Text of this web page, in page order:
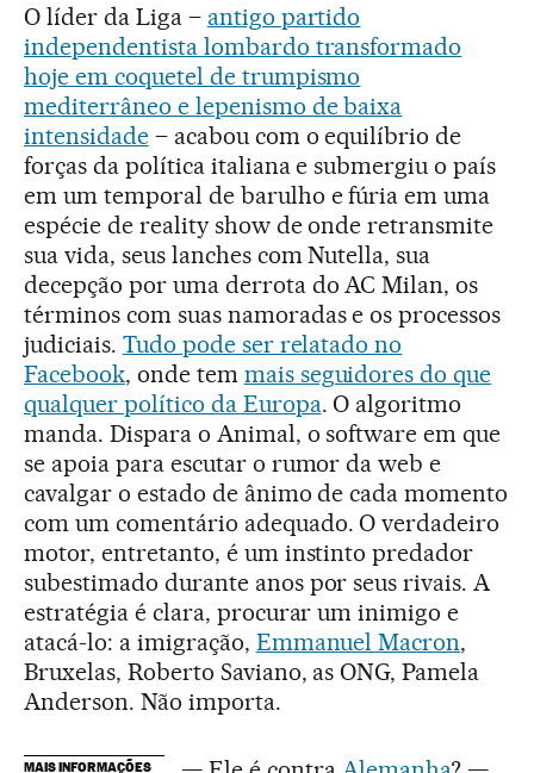
O líder da Liga – antigo partido
independentista lombardo transformado
hoje em coquetel de trumpismo
mediterrâneo e lepenismo de baixa
intensidade– acabou com o equilíbrio de
forças da política italiana e submergiu o país
em um temporal de barulho e fúria em uma
espécie de reality show de onde retransmite
sua vida, seus lanches com Nutella, sua
decepção por uma derrota do AC Milan, os
términos com suas namoradas e os processos
judiciais. Tudo pode ser relatado no
Facebook, onde tem mais seguidores do que
qualquer político da Europa. O algoritmo
manda. Dispara o Animal, o software em que
se apoia para escutar o rumor da web e
cavalgar o estado de ânimo de cada momento
com um comentário adequado. O verdadeiro
motor, entretanto, é um instinto predador
subestimado durante anos por seus rivais. A
estratégia é clara, procurar um inimigo e
atacá-lo: a imigração, Emmanuel Macron,
Bruxelas, Roberto Saviano, as ONG, Pamela
Anderson. Não importa.
MAIS INFORMAÇÕES